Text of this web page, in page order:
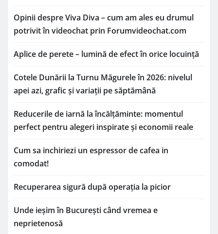
Opinii despre Viva Diva – cum am ales eu drumul
potrivit în videochat prin Forumvideochat.com
Aplice de perete – lumină de efect în orice locuință
Cotele Dunării la Turnu Măgurele în 2026: nivelul
apei azi, grafic și variații pe săptămână
Reducerile de iarnă la încălțăminte: momentul
perfect pentru alegeri inspirate și economii reale
Cum sa inchiriezi un espressor de cafea in
comodat!
Recuperarea sigură după operația la picior
Unde ieșim în București când vremea e
neprietenosă